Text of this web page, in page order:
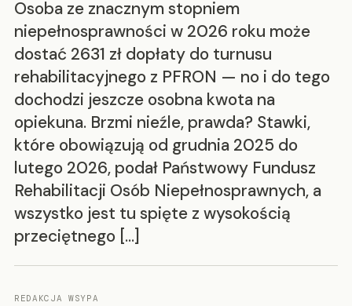
Osoba ze znacznym stopniem
niepełnosprawności w 2026 roku może
dostać 2631 zł dopłaty do turnusu
rehabilitacyjnego z PFRON — no i do tego
dochodzi jeszcze osobna kwota na
opiekuna. Brzmi nieźle, prawda? Stawki,
które obowiązują od grudnia 2025 do
lutego 2026, podał Państwowy Fundusz
Rehabilitacji Osób Niepełnosprawnych, a
wszystko jest tu spięte z wysokością
przeciętnego […]
REDAKCJA WSYPA